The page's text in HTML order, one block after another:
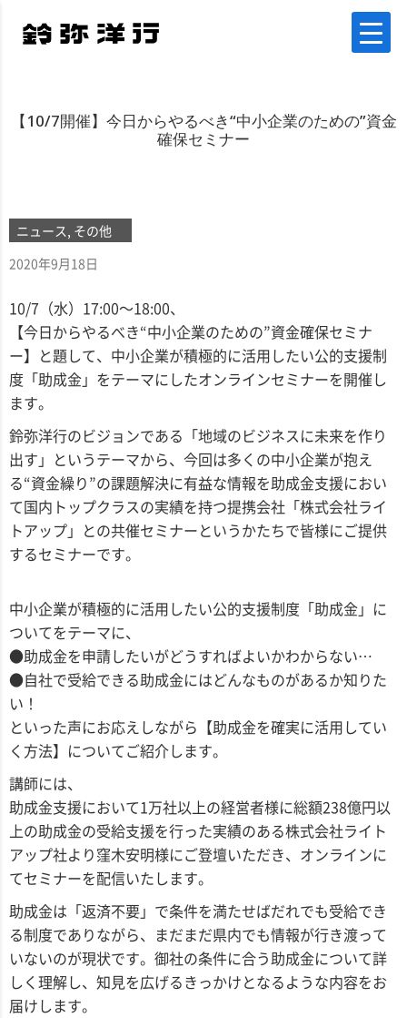
【10/7開催】今日からやるべき“中小企業のための”資金
確保セミナー
ニュース, その他
2020年9月18日
10/7（水）17:00～18:00、
【今日からやるべき“中小企業のための”資金確保セミナ
ー】と題して、中小企業が積極的に活用したい公的支援制
度「助成金」をテーマにしたオンラインセミナーを開催し
ます。
鈴弥洋行のビジョンである「地域のビジネスに未来を作り
出す」というテーマから、今回は多くの中小企業が抱え
る“資金繰り”の課題解決に有益な情報を助成金支援におい
て国内トップクラスの実績を持つ提携会社「株式会社ライ
トアップ」との共催セミナーというかたちで皆様にご提供
するセミナーです。
中小企業が積極的に活用したい公的支援制度「助成金」に
ついてをテーマに、
●助成金を申請したいがどうすればよいかわからない…
●自社で受給できる助成金にはどんなものがあるか知りた
い！
といった声にお応えしながら【助成金を確実に活用してい
く方法】についてご紹介します。
講師には、
助成金支援において1万社以上の経営者様に総額238億円以
上の助成金の受給支援を行った実績のある株式会社ライト
アップ社より窪木安明様にご登壇いただき、オンラインに
てセミナーを配信いたします。
助成金は「返済不要」で条件を満たせばだれでも受給でき
る制度でありながら、まだまだ県内でも情報が行き渡って
いないのが現状です。御社の条件に合う助成金について詳
しく理解し、知見を広げるきっかけとなるような内容をお
届けします。